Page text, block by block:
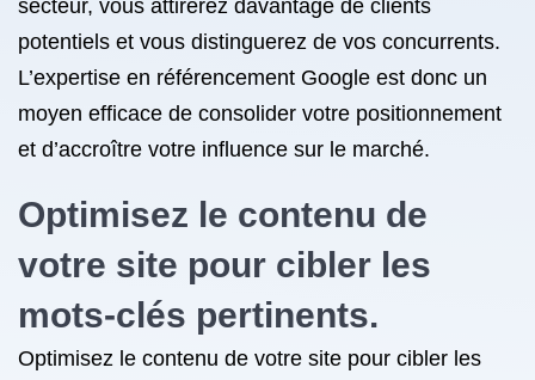
secteur, vous attirerez davantage de clients
potentiels et vous distinguerez de vos concurrents.
L’expertise en référencement Google est donc un
moyen efficace de consolider votre positionnement
et d’accroître votre influence sur le marché.
Optimisez le contenu de
votre site pour cibler les
mots-clés pertinents.
Optimisez le contenu de votre site pour cibler les